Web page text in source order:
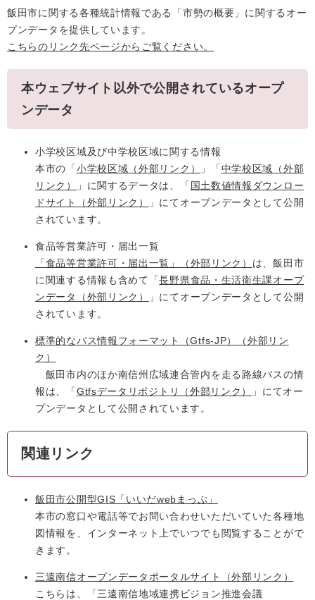
飯田市に関する各種統計情報である「市勢の概要」に関するオー
プンデータを提供しています。
こちらのリンク先ページからご覧ください。
本ウェブサイト以外で公開されているオープ
ンデータ
小学校区域及び中学校区域に関する情報
本市の「小学校区域 （外部リンク） 」「中学校区域 （外部
リンク）
」に関するデータは、「 国土数値情報ダウンロー
ドサイト
（外部リンク）
」にてオープンデータとして公開
されています。
食品等営業許可・届出一覧
「食品等営業許可・届出一覧」
（外部リンク） は、飯田市
に関連する情報も含めて「長野県食品・生活衛生課オープ
ンデータ
（外部リンク）
」にてオープンデータとして公開
されています。
標準的なバス情報フォーマット（Gtfs-JP）
（外部リン
ク）
飯田市内のほか南信州広域連合管内を走る路線バスの情
報は、「Gtfsデータリポジトリ （外部リンク）
」にてオー
プンデータとして公開されています。
関連リンク
飯田市公開型GIS「いいだwebまっぷ」
本市の窓口や電話等でお問い合わせいただいていた各種地
図情報を、インターネット上でいつでも閲覧することがで
きます。
三遠南信オープンデータポータルサイト
（外部リンク）
こちらは、「三遠南信地域連携ビジョン推進会議